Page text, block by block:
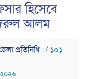
হিসেবে
আলম
প্রতিনিধি :/ ১০১